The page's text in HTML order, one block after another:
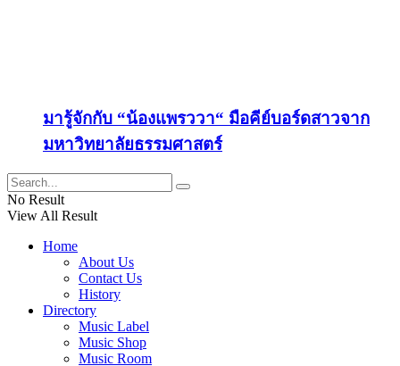
มารู้จักกับ “น้องแพรววา“ มือคีย์บอร์ดสาวจาก
มหาวิทยาลัยธรรมศาสตร์
No Result
View All Result
Home
About Us
Contact Us
History
Directory
Music Label
Music Shop
Music Room